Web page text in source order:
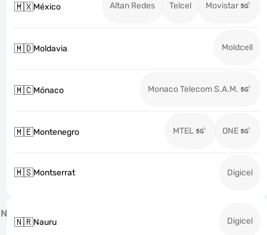
🇲🇽México Altan Redes Telcel Movistar
🇲🇩Moldavia Moldcell
🇲🇨Mónaco Monaco Telecom S.A.M.
🇲🇪Montenegro MTEL ONE
🇲🇸Montserrat Digicel
N
🇳🇷Nauru Digicel